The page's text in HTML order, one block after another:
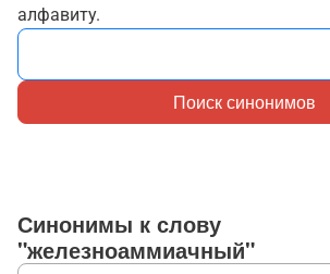
алфавиту.
Поиск синонимов
Синонимы к слову
"железноаммиачный"